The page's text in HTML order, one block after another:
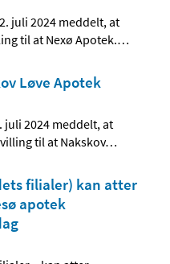
juli 2024 meddelt, at
til at Nexø Apotek.…
Løve Apotek
2024 meddelt, at
til at Nakskov…
filialer) kan atter
apotek